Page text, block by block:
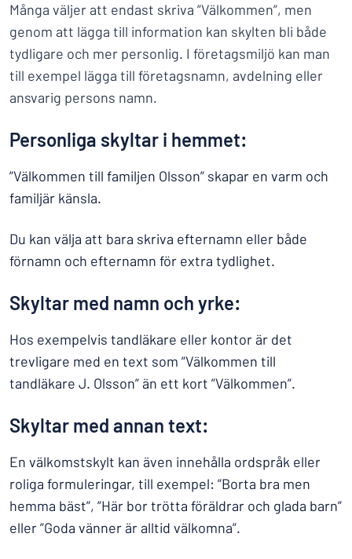
Många väljer att endast skriva ”Välkommen”, men
genom att lägga till information kan skylten bli både
tydligare och mer personlig. I företagsmiljö kan man
till exempel lägga till företagsnamn, avdelning eller
ansvarig persons namn.
Personliga skyltar i hemmet:
”Välkommen till familjen Olsson” skapar en varm och
familjär känsla.
Du kan välja att bara skriva efternamn eller både
förnamn och efternamn för extra tydlighet.
Skyltar med namn och yrke:
Hos exempelvis tandläkare eller kontor är det
trevligare med en text som ”Välkommen till
tandläkare J. Olsson” än ett kort ”Välkommen”.
Skyltar med annan text:
En välkomstskylt kan även innehålla ordspråk eller
roliga formuleringar, till exempel: ”Borta bra men
hemma bäst”, ”Här bor trötta föräldrar och glada barn”
eller ”Goda vänner är alltid välkomna”.